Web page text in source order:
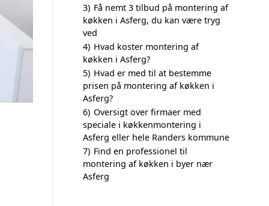
3) Få nemt 3 tilbud på montering af
køkken i Asferg, du kan være tryg
ved
4) Hvad koster montering af
køkken i Asferg?
5) Hvad er med til at bestemme
prisen på montering af køkken i
Asferg?
6) Oversigt over firmaer med
speciale i køkkenmontering i
Asferg eller hele Randers kommune
7) Find en professionel til
montering af køkken i byer nær
Asferg